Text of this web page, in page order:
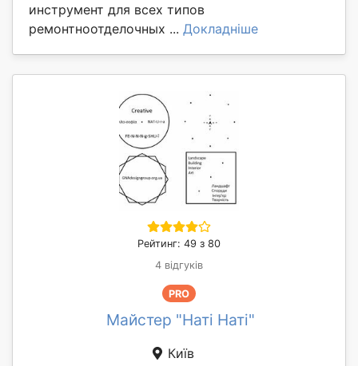
инструмент для всех типов
ремонтноотделочных ... Докладніше
Рейтинг: 49 з 80
4 відгуків
PRO
Майстер "Наті Наті"
Київ